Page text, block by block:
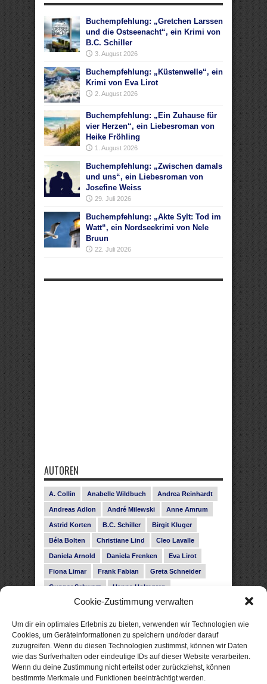
Cookie-Zustimmung verwalten
Um dir ein optimales Erlebnis zu bieten, verwenden wir Technologien wie
Cookies, um Geräteinformationen zu speichern und/oder darauf
zuzugreifen. Wenn du diesen Technologien zustimmst, können wir Daten
wie das Surfverhalten oder eindeutige IDs auf dieser Website verarbeiten.
Wenn du deine Zustimmung nicht erteilst oder zurückziehst, können
bestimmte Merkmale und Funktionen beeinträchtigt werden.
Buchempfehlung: „Gretchen Larssen
und die Ostseenacht“, ein Krimi von
B.C. Schiller
3. August 2026
Buchempfehlung: „Küstenwelle“, ein
Krimi von Eva Lirot
2. August 2026
Buchempfehlung: „Ein Zuhause für
vier Herzen“, ein Liebesroman von
Heike Fröhling
1. August 2026
Buchempfehlung: „Zwischen damals
und uns“, ein Liebesroman von
Josefine Weiss
29. Juli 2026
Buchempfehlung: „Akte Sylt: Tod im
Watt“, ein Nordseekrimi von Nele
Bruun
22. Juli 2026
AUTOREN
A. Collin Anabelle Wildbuch Andrea Reinhardt
Andreas Adlon André Milewski Anne Amrum
Astrid Korten B.C. Schiller Birgit Kluger
Béla Bolten Christiane Lind Cleo Lavalle
Daniela Arnold Daniela Frenken Eva Lirot
Fiona Limar Frank Fabian Greta Schneider
Gunnar Schwarz Hanna Holmgren
Heike Fröhling Ina Glahe Ivo Pala J. Vellguth
Leonie Haubrich Lilly Labord Livia Pipes
Malin Blunk Marcus Hünnebeck Martin Krist
Melisa Schwermer Nele Bruun Nika Lubitsch
Noah Fitz Nora Amelie René Junge